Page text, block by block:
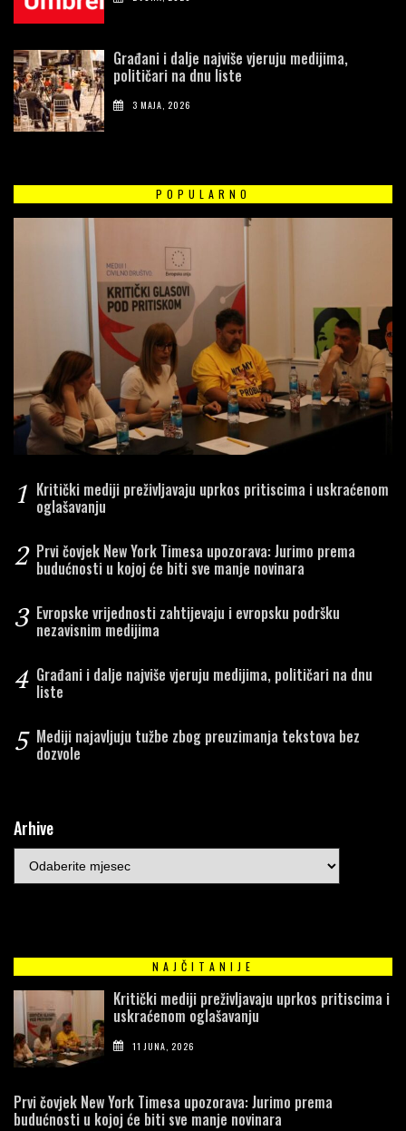
Građani i dalje najviše vjeruju medijima,
političari na dnu liste
3 MAJA, 2026
POPULARNO
1 Kritički mediji preživljavaju uprkos pritiscima i uskraćenom
oglašavanju
2 Prvi čovjek New York Timesa upozorava: Jurimo prema
budućnosti u kojoj će biti sve manje novinara
3 Evropske vrijednosti zahtijevaju i evropsku podršku
nezavisnim medijima
4 Građani i dalje najviše vjeruju medijima, političari na dnu
liste
5 Mediji najavljuju tužbe zbog preuzimanja tekstova bez
dozvole
Arhive
NAJČITANIJE
Kritički mediji preživljavaju uprkos pritiscima i
uskraćenom oglašavanju
11 JUNA, 2026
Prvi čovjek New York Timesa upozorava: Jurimo prema
budućnosti u kojoj će biti sve manje novinara